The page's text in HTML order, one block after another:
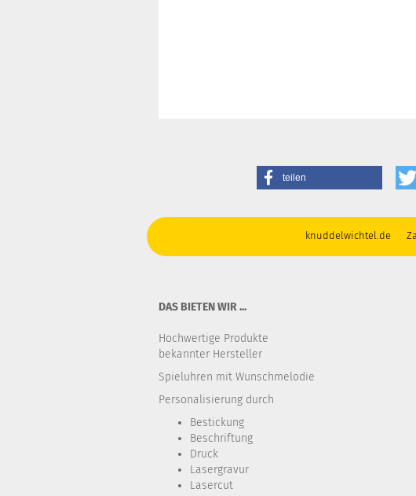
teilen
knuddelwichtel.de
DAS BIETEN WIR ...
Hochwertige Produkte
bekannter Hersteller
Spieluhren mit Wunschmelodie
Personalisierung durch
Bestickung​
Beschriftung
Druck
Lasergravur
Lasercut